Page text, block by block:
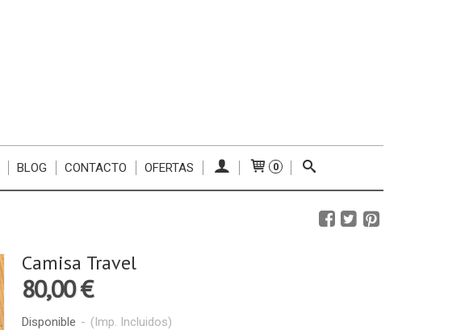
BLOG CONTACTO OFERTAS 0
Camisa Travel
80,00 €
Disponible - (Imp. Incluidos)